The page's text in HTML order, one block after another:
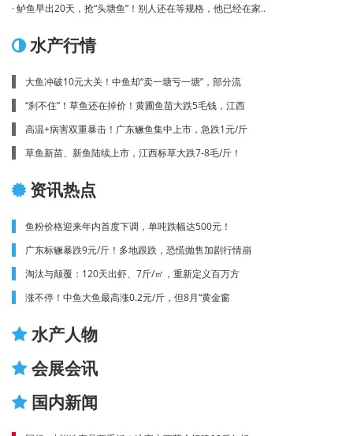
· 鲈鱼早出20天，抢“头塘鱼”！别人还在等规格，他已经在家..
水产行情
大鱼冲破10元大关！中鱼却“卖一塘亏一塘”，部分流
“刹不住”！草鱼还在掉价！黄圃鱼苗大跌5毛钱，江西
高温+病害双重暴击！广东鳜鱼集中上市，急跌1元/斤
草鱼新苗、新鱼陆续上市，江西标草大跌7-8毛/斤！
资讯热点
鱼粉价格迎来年内首度下调，单吨跌幅达500元！
广东标鳜暴跌9元/斤！多地跟跌，恐慌抛售加剧行情崩
淘汰与颠覆：120天出虾、7斤/㎡，重新定义百万方
涨不停！中鱼大鱼最高涨0.2元/斤，但8月“黄金窗
水产人物
会展会讯
国内新闻